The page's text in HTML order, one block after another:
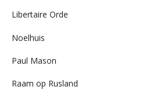
Libertaire Orde
Noelhuis
Paul Mason
Raam op Rusland